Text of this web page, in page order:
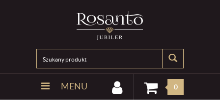
MENU 0